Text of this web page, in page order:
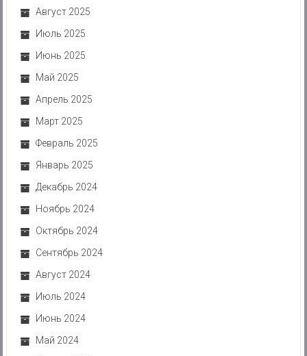
Август 2025
Июль 2025
Июнь 2025
Май 2025
Апрель 2025
Март 2025
Февраль 2025
Январь 2025
Декабрь 2024
Ноябрь 2024
Октябрь 2024
Сентябрь 2024
Август 2024
Июль 2024
Июнь 2024
Май 2024